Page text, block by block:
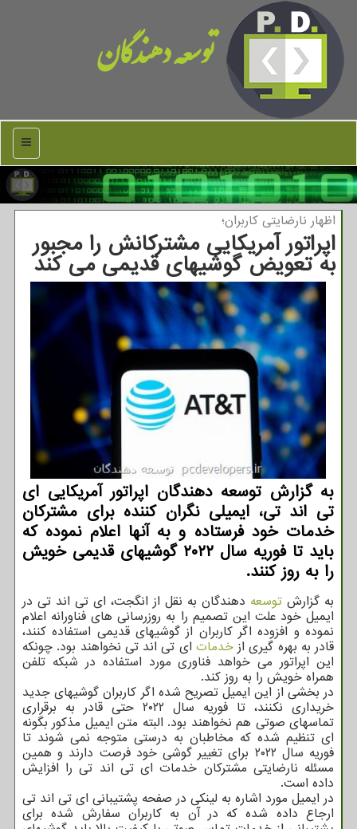
توسعه دهندگان
منو
اظهار نارضایتی كاربران؛
اپراتور آمریكایی مشتركانش را مجبور
به تعویض گوشیهای قدیمی می كند
به گزارش توسعه دهندگان اپراتور آمریكایی ای
تی اند تی، ایمیلی نگران كننده برای مشتركان
خدمات خود فرستاده و به آنها اعلام نموده كه
باید تا فوریه سال ۲۰۲۲ گوشیهای قدیمی خویش
را به روز كنند.
به گزارش توسعه دهندگان به نقل از انگجت، ای تی اند تی در
ایمیل خود علت این تصمیم را به روزرسانی های فناورانه اعلام
نموده و افزوده اگر کاربران از گوشیهای قدیمی استفاده کنند،
قادر به بهره گیری ازخدمات ای تی اند تی نخواهند بود. چونکه
این اپراتور می خواهد فناوری مورد استفاده در شبکه تلفن
همراه خویش را به روز کند.
در بخشی از این ایمیل تصریح شده اگر کاربران گوشیهای جدید
خریداری نکنند، تا فوریه سال ۲۰۲۲ حتی قادر به برقراری
تماسهای صوتی هم نخواهند بود. البته متن ایمیل مذکور بگونه
ای تنظیم شده که مخاطبان به درستی متوجه نمی شوند تا
فوریه سال ۲۰۲۲ برای تغییر گوشی خود فرصت دارند و همین
مسئله نارضایتی مشترکان خدمات ای تی اند تی را افزایش
داده است.
در ایمیل مورد اشاره به لینکی در صفحه پشتیبانی ای تی اند تی
ارجاع داده شده که در آن به کاربران سفارش شده برای